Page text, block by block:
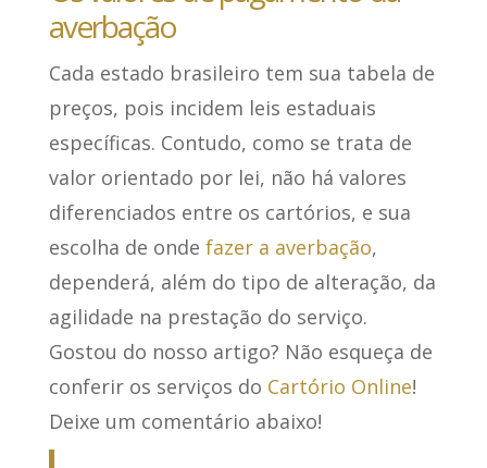
averbação
Cada estado brasileiro tem sua tabela de
preços, pois incidem leis estaduais
específicas. Contudo, como se trata de
valor orientado por lei, não há valores
diferenciados entre os cartórios, e sua
escolha de onde fazer a averbação,
dependerá, além do tipo de alteração, da
agilidade na prestação do serviço.
Gostou do nosso artigo? Não esqueça de
conferir os serviços do Cartório Online!
Deixe um comentário abaixo!